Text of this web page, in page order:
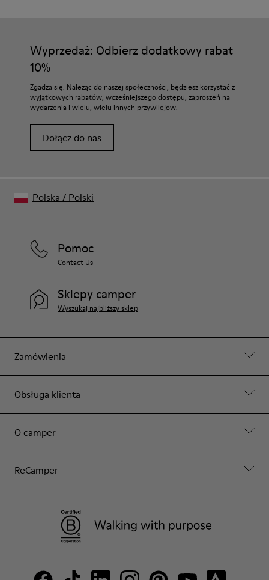
Wyprzedaż: Odbierz dodatkowy rabat
10%
Zgadza się. Należąc do naszej społeczności, będziesz korzystać z
wyjątkowych rabatów, wcześniejszego dostępu, zaproszeń na
wydarzenia i wielu, wielu innych przywilejów.
Dołącz do nas
Zamówienia
Obsługa klienta
O camper
ReCamper
Pomoc
Contact Us
Sklepy camper
Wyszukaj najbliższy sklep
Polska / Polski